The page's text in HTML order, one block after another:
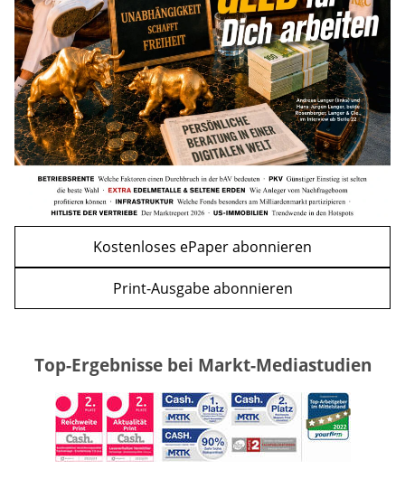
WEITERE ARTIKEL
zurückweiter
mehr
Kostenloses ePaper abonnieren
Print-Ausgabe abonnieren
Top-Ergebnisse bei Markt-Mediastudien